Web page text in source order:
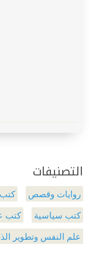
التصنيفات
روايات وقصص
كتب سياسية
كتب
علم النفس وتطوير